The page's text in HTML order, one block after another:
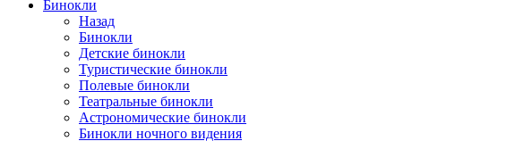
Бинокли
Назад
Бинокли
Детские бинокли
Туристические бинокли
Полевые бинокли
Театральные бинокли
Астрономические бинокли
Бинокли ночного видения